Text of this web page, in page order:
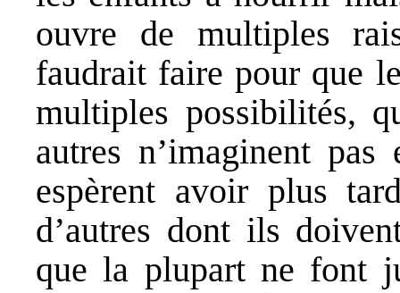
ouvre de multiples
faudrait faire pour que
multiples possibilités,
autres n’imaginent pas
espèrent avoir plus
d’autres dont ils
que la plupart ne font